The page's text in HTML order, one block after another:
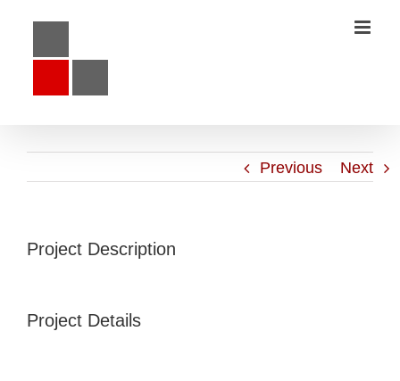
Previous Next
Project Description
Project Details